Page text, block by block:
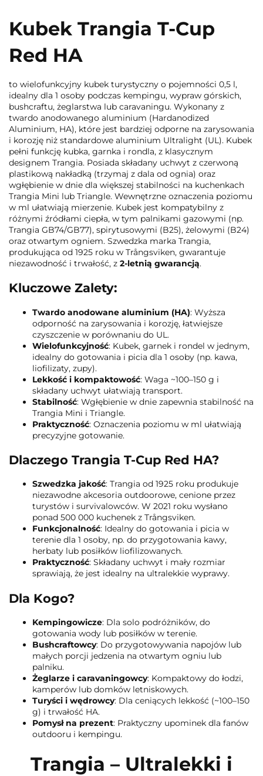
Kubek Trangia T-Cup
Red HA
to wielofunkcyjny kubek turystyczny o pojemności 0,5 l,
idealny dla 1 osoby podczas kempingu, wypraw górskich,
bushcraftu, żeglarstwa lub caravaningu. Wykonany z
twardo anodowanego aluminium (Hardanodized
Aluminium, HA), które jest bardziej odporne na zarysowania
i korozję niż standardowe aluminium Ultralight (UL). Kubek
pełni funkcję kubka, garnka i rondla, z klasycznym
designem Trangia. Posiada składany uchwyt z czerwoną
plastikową nakładką (trzymaj z dala od ognia) oraz
wgłębienie w dnie dla większej stabilności na kuchenkach
Trangia Mini lub Triangle. Wewnętrzne oznaczenia poziomu
w ml ułatwiają mierzenie. Kubek jest kompatybilny z
różnymi źródłami ciepła, w tym palnikami gazowymi (np.
Trangia GB74/GB77), spirytusowymi (B25), żelowymi (B24)
oraz otwartym ogniem. Szwedzka marka Trangia,
produkująca od 1925 roku w Trångsviken, gwarantuje
niezawodność i trwałość, z 2-letnią gwarancją.
Kluczowe Zalety:
Twardo anodowane aluminium (HA): Wyższa
odporność na zarysowania i korozję, łatwiejsze
czyszczenie w porównaniu do UL.
Wielofunkcyjność: Kubek, garnek i rondel w jednym,
idealny do gotowania i picia dla 1 osoby (np. kawa,
liofilizaty, zupy).
Lekkość i kompaktowość: Waga ~100–150 g i
składany uchwyt ułatwiają transport.
Stabilność: Wgłębienie w dnie zapewnia stabilność na
Trangia Mini i Triangle.
Praktyczność: Oznaczenia poziomu w ml ułatwiają
precyzyjne gotowanie.
Dlaczego Trangia T-Cup Red HA?
Szwedzka jakość: Trangia od 1925 roku produkuje
niezawodne akcesoria outdoorowe, cenione przez
turystów i survivalowców. W 2021 roku wysłano
ponad 500 000 kuchenek z Trångsviken.
Funkcjonalność: Idealny do gotowania i picia w
terenie dla 1 osoby, np. do przygotowania kawy,
herbaty lub posiłków liofilizowanych.
Praktyczność: Składany uchwyt i mały rozmiar
sprawiają, że jest idealny na ultralekkie wyprawy.
Dla Kogo?
Kempingowicze: Dla solo podróżników, do
gotowania wody lub posiłków w terenie.
Bushcraftowcy: Do przygotowywania napojów lub
małych porcji jedzenia na otwartym ogniu lub
palniku.
Żeglarze i caravaningowcy: Kompaktowy do łodzi,
kamperów lub domków letniskowych.
Turyści i wędrowcy: Dla ceniących lekkość (~100–150
g) i trwałość HA.
Pomysł na prezent: Praktyczny upominek dla fanów
outdooru i kempingu.
Trangia – Ultralekki i